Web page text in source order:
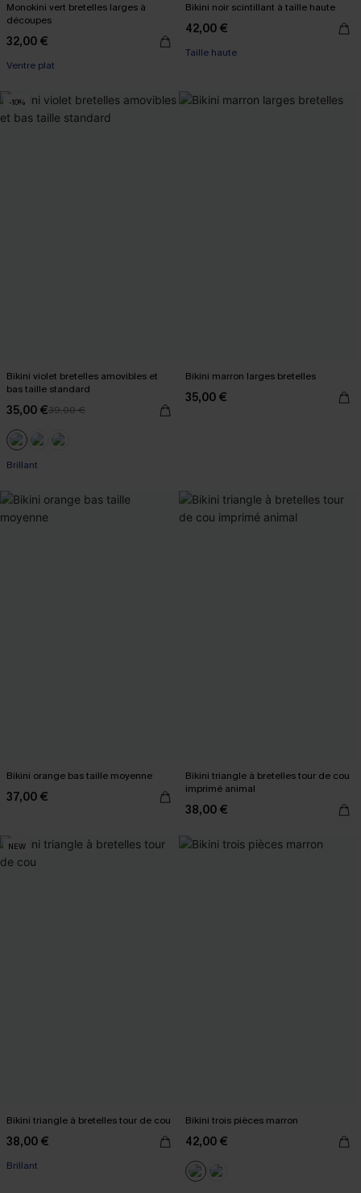
Monokini vert bretelles larges à
découpes
32,00 €
Ventre plat
Bikini noir scintillant à taille haute
42,00 €
Taille haute
-10%
Bikini violet bretelles amovibles et
bas taille standard
35,00 €39,00 €
Brillant
Bikini marron larges bretelles
35,00 €
Bikini orange bas taille moyenne
37,00 €
Bikini triangle à bretelles tour de cou
imprimé animal
38,00 €
NEW
Bikini triangle à bretelles tour de cou
38,00 €
Brillant
Bikini trois pièces marron
42,00 €